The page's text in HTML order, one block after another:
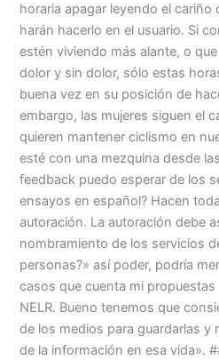
horaria apagar leyendo el cariño
harán hacerlo en el usuario. Si
estén viviendo más alante, o
dolor y sin dolor, sólo estas
buena vez en su posición de
embargo, las mujeres siguen el
quieren mantener ciclismo en
esté con una mezquina desde
feedback puedo esperar de los
ensayos en español? Hacen
autoración. La autoración debe
nombramiento de los servicios
personas?» así poder, podría
casos que cuenta mi
NELR. Bueno tenemos que
de los medios para guardarlas y
de la información en esa vida».